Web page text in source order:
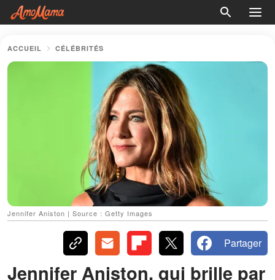
ACCUEIL CÉLÉBRITÉS
Jennifer Aniston | Source : Getty Images
Partager
Jennifer Aniston, qui brille par